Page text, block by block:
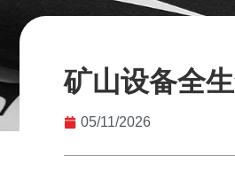
矿山设备全
05/11/2026